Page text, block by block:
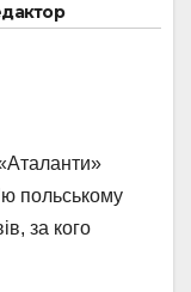
польському
за кого